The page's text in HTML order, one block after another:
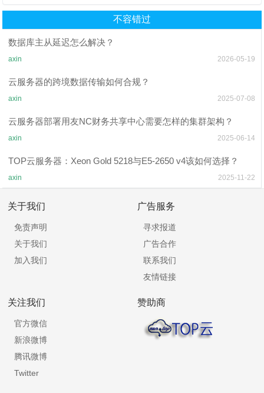
大帮助？
不容错过
数据库主从延迟怎么解决？
axin 2026-05-19
云服务器的跨境数据传输如何合规？
axin 2025-07-08
云服务器部署用友NC财务共享中心需要怎样的集群架构？
axin 2025-06-14
TOP云服务器：Xeon Gold 5218与E5-2650 v4该如何选择？
axin 2025-11-22
关于我们
免责声明
关于我们
加入我们
广告服务
寻求报道
广告合作
联系我们
友情链接
关注我们
官方微信
新浪微博
腾讯微博
Twitter
赞助商